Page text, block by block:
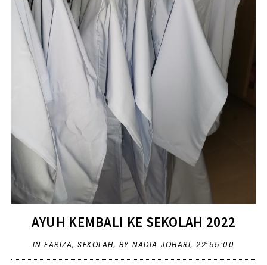
AYUH KEMBALI KE SEKOLAH 2022
INFARIZA,SEKOLAH, BY NADIA JOHARI,22:55:00